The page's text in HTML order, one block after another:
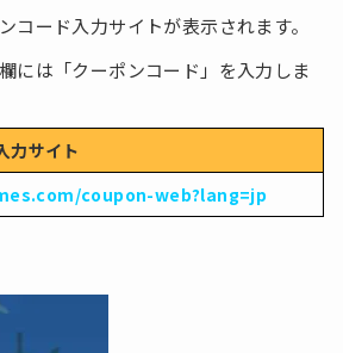
ード入力サイトが表示されます。
には「クーポンコード」を入力しま
力サイト
coupon-web?lang=jp